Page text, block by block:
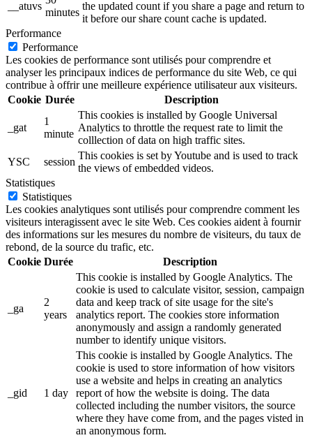
__atuvs
minutes
the updated count if you share a page and return to
it before our share count cache is updated.
Performance
Performance
Les cookies de performance sont utilisés pour comprendre et
analyser les principaux indices de performance du site Web, ce qui
contribue à offrir une meilleure expérience utilisateur aux visiteurs.
Cookie Durée Description
_gat
1
minute
This cookies is installed by Google Universal
Analytics to throttle the request rate to limit the
colllection of data on high traffic sites.
YSC
session
This cookies is set by Youtube and is used to track
the views of embedded videos.
Statistiques
Statistiques
Les cookies analytiques sont utilisés pour comprendre comment les
visiteurs interagissent avec le site Web. Ces cookies aident à fournir
des informations sur les mesures du nombre de visiteurs, du taux de
rebond, de la source du trafic, etc.
Cookie Durée Description
_ga
2
years
This cookie is installed by Google Analytics. The
cookie is used to calculate visitor, session, campaign
data and keep track of site usage for the site's
analytics report. The cookies store information
anonymously and assign a randomly generated
number to identify unique visitors.
_gid 1 day
This cookie is installed by Google Analytics. The
cookie is used to store information of how visitors
use a website and helps in creating an analytics
report of how the website is doing. The data
collected including the number visitors, the source
where they have come from, and the pages visted in
an anonymous form.